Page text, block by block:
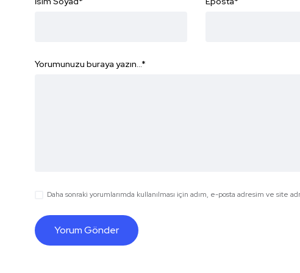
Yorumunuzu buraya yazın...*
Daha sonraki yorumlarımda kullanılması için adım, e-posta adresim ve site